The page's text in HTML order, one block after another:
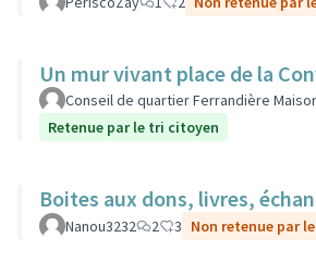
Un mur vivant place de la
Conseil de quartier Ferrandière
Retenue par le tri citoyen
Boites aux dons, livres,
Nanou3232 2 3 Non retenue par